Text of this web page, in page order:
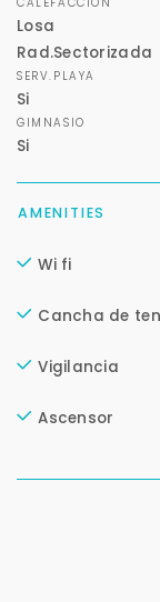
Losa
Rad.Sectorizada
SERV.PLAYA
Si
GIMNASIO
Si
AMENITIES
Wi fi
Cancha de
Vigilancia
Ascensor
Tu